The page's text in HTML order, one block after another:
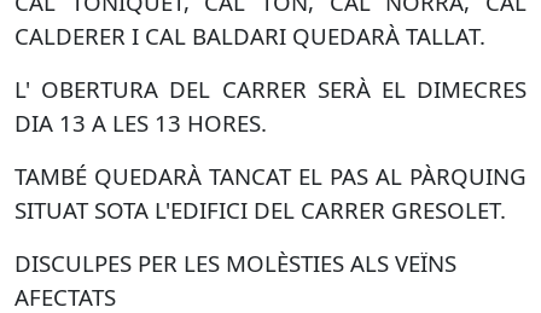
CALDERER I CAL BALDARI QUEDARÀ TALLAT.
L' OBERTURA DEL CARRER SERÀ EL DIMECRES
DIA 13 A LES 13 HORES.
TAMBÉ QUEDARÀ TANCAT EL PAS AL PÀRQUING
SITUAT SOTA L'EDIFICI DEL CARRER GRESOLET.
DISCULPES PER LES MOLÈSTIES ALS VEÏNS
AFECTATS